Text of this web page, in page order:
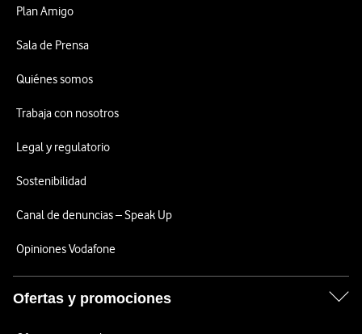
Plan Amigo
Sala de Prensa
Quiénes somos
Trabaja con nosotros
Legal y regulatorio
Sostenibilidad
Canal de denuncias – Speak Up
Opiniones Vodafone
Ofertas y promociones